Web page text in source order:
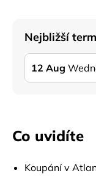
Nejbližší
12 Aug
Co uvidíte
Koupání v